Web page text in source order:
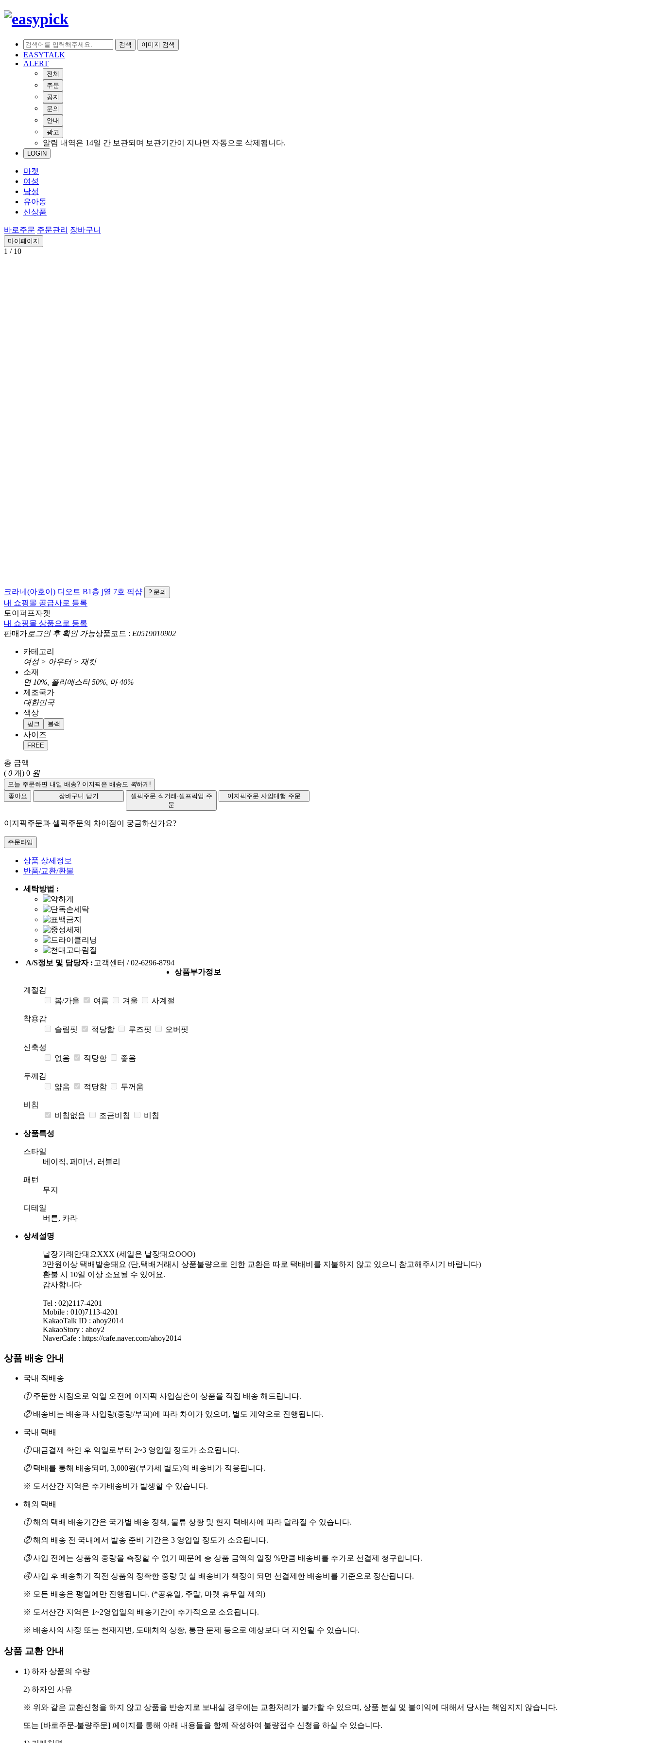
검색 이미지 검색
EASYTALK
ALERT
전체
주문
공지
문의
안내
광고
알림 내역은 14일 간 보관되며 보관기간이 지나면 자동으로 삭제됩니다.
LOGIN
마켓
여성
남성
유아동
신상품
바로주문 주문관리 장바구니
마이페이지
1 / 10
크라네(아호이) 디오트 B1층 j열 7호 픽샵 ? 문의
내 쇼핑몰 공급사로 등록
토이퍼프자켓
내 쇼핑몰 상품으로 등록
판매가 로그인 후 확인 가능상품코드 : E0519010902
카테고리
여성 > 아우터 > 재킷
소재
면 10%, 폴리에스터 50%, 마 40%
제조국가
대한민국
색상
핑크 블랙
사이즈
FREE
총 금액
( 0 개) 0 원
오늘 주문하면 내일 배송? 이지픽은 배송도 퀵하게!
좋아요
장바구니 담기 셀픽주문 직거래·셀프픽업 주
문
이지픽주문 사입대행 주문
이지픽주문과 셀픽주문의 차이점이 궁금하신가요?
주문타입
상품 상세정보
반품/교환/환불
세탁방법 :
A/S정보 및 담당자 : 고객센터 / 02-6296-8794
상품부가정보
계절감
봄/가을
여름 겨울 사계절
착용감
슬림핏
적당함 루즈핏 오버핏
신축성
없음
적당함 좋음
두께감
얇음
적당함 두꺼움
비침
비침없음
조금비침 비침
상품특성
스타일
베이직, 페미닌, 러블리
패턴
무지
디테일
버튼, 카라
상세설명
낱장거래안돼요XXX (세일은 낱장돼요OOO)
3만원이상 택배발송돼요 (단,택배거래시 상품불량으로 인한 교환은 따로 택배비를 지불하지 않고 있으니 참고해주시기 바랍니다)
환불 시 10일 이상 소요될 수 있어요.
감사합니다
Tel : 02)2117-4201
Mobile : 010)7113-4201
KakaoTalk ID : ahoy2014
KakaoStory : ahoy2
NaverCafe : https://cafe.naver.com/ahoy2014
상품 배송 안내
국내 직배송
①주문한 시점으로 익일 오전에 이지픽 사입삼촌이 상품을 직접 배송 해드립니다.
②배송비는 배송과 사입량(중량/부피)에 따라 차이가 있으며, 별도 계약으로 진행됩니다.
국내 택배
①대금결제 확인 후 익일로부터 2~3 영업일 정도가 소요됩니다.
②택배를 통해 배송되며, 3,000원(부가세 별도)의 배송비가 적용됩니다.
※ 도서산간 지역은 추가배송비가 발생할 수 있습니다.
해외 택배
①해외 택배 배송기간은 국가별 배송 정책, 물류 상황 및 현지 택배사에 따라 달라질 수 있습니다.
②해외 배송 전 국내에서 발송 준비 기간은 3 영업일 정도가 소요됩니다.
③사입 전에는 상품의 중량을 측정할 수 없기 때문에 총 상품 금액의 일정 %만큼 배송비를 추가로 선결제 청구합니다.
④사입 후 배송하기 직전 상품의 정확한 중량 및 실 배송비가 책정이 되면 선결제한 배송비를 기준으로 정산됩니다.
※ 모든 배송은 평일에만 진행됩니다. (*공휴일, 주말, 마켓 휴무일 제외)
※ 도서산간 지역은 1~2영업일의 배송기간이 추가적으로 소요됩니다.
※ 배송사의 사정 또는 천재지변, 도매처의 상황, 통관 문제 등으로 예상보다 더 지연될 수 있습니다.
상품 교환 안내
1) 하자 상품의 수량
2) 하자인 사유
※ 위와 같은 교환신청을 하지 않고 상품을 반송지로 보내실 경우에는 교환처리가 불가할 수 있으며, 상품 분실 및 불이익에 대해서 당사는 책임지지 않습니다.
또는 [바로주문-불량주문] 페이지를 통해 아래 내용들을 함께 작성하여 불량접수 신청을 하실 수 있습니다.